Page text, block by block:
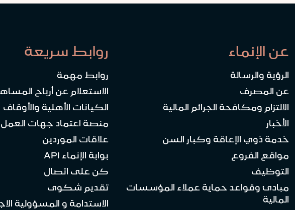
عن الإنماء
الرؤية والرسالة
عن المصرف
الالتزام ومكافحة الجرائم المالية
الأخبار
خدمة ذوي الإعاقة وكبار السن
مواقع الفروع
التوظيف
مبادئ وقواعد حماية عملاء المؤسسات
المالية
روابط سريعة
روابط مهمة
الاستعلام عن أرباح
الكيانات الأهلية والأوقاف
منصة اعتماد جهات العمل
علاقات الموردين
بوابة الإنماء API
كن على اتصال
تقديم شكوى
الاستدامة و المسؤولية